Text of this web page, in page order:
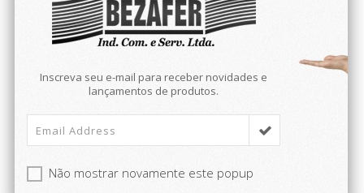
Inscreva seu e-mail para receber novidades e
lançamentos de produtos.
Não mostrar novamente este popup